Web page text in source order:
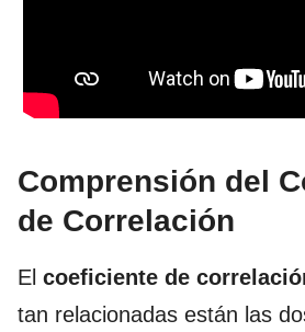
Comprensión del
de Correlación
El coeficiente de
tan relacionadas están las